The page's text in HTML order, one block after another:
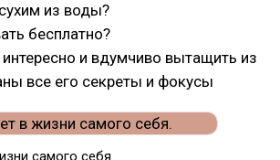
из воды?
бесплатно?
и вдумчиво вытащить из
все его секреты и фокусы
самого себя.